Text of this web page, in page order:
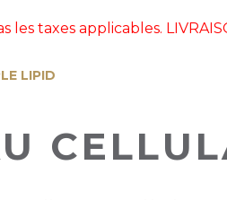
taxes applicables.
LIPID